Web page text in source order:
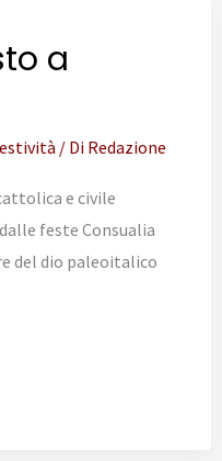
a
/ Di Redazione
e civile
feste Consualia
del dio paleoitalico